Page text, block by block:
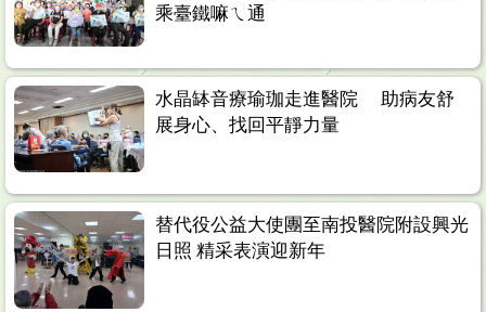
乘臺鐵嘛ㄟ通
水晶缽音療瑜珈走進醫院 助病友舒
展身心、找回平靜力量
替代役公益大使團至南投醫院附設興光
日照 精采表演迎新年